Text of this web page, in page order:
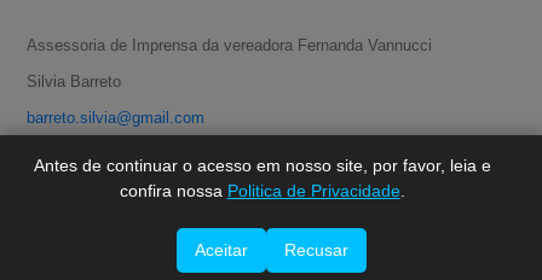
Antes de continuar o acesso em nosso site, por favor, leia e
confira nossa Politica de Privacidade.
Aceitar Recusar
Assessoria de Imprensa da vereadora Fernanda Vannucci
Silvia Barreto
barreto.silvia@gmail.com
Imprimir esta página.